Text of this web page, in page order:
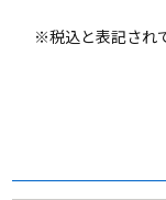
※税込と表記され